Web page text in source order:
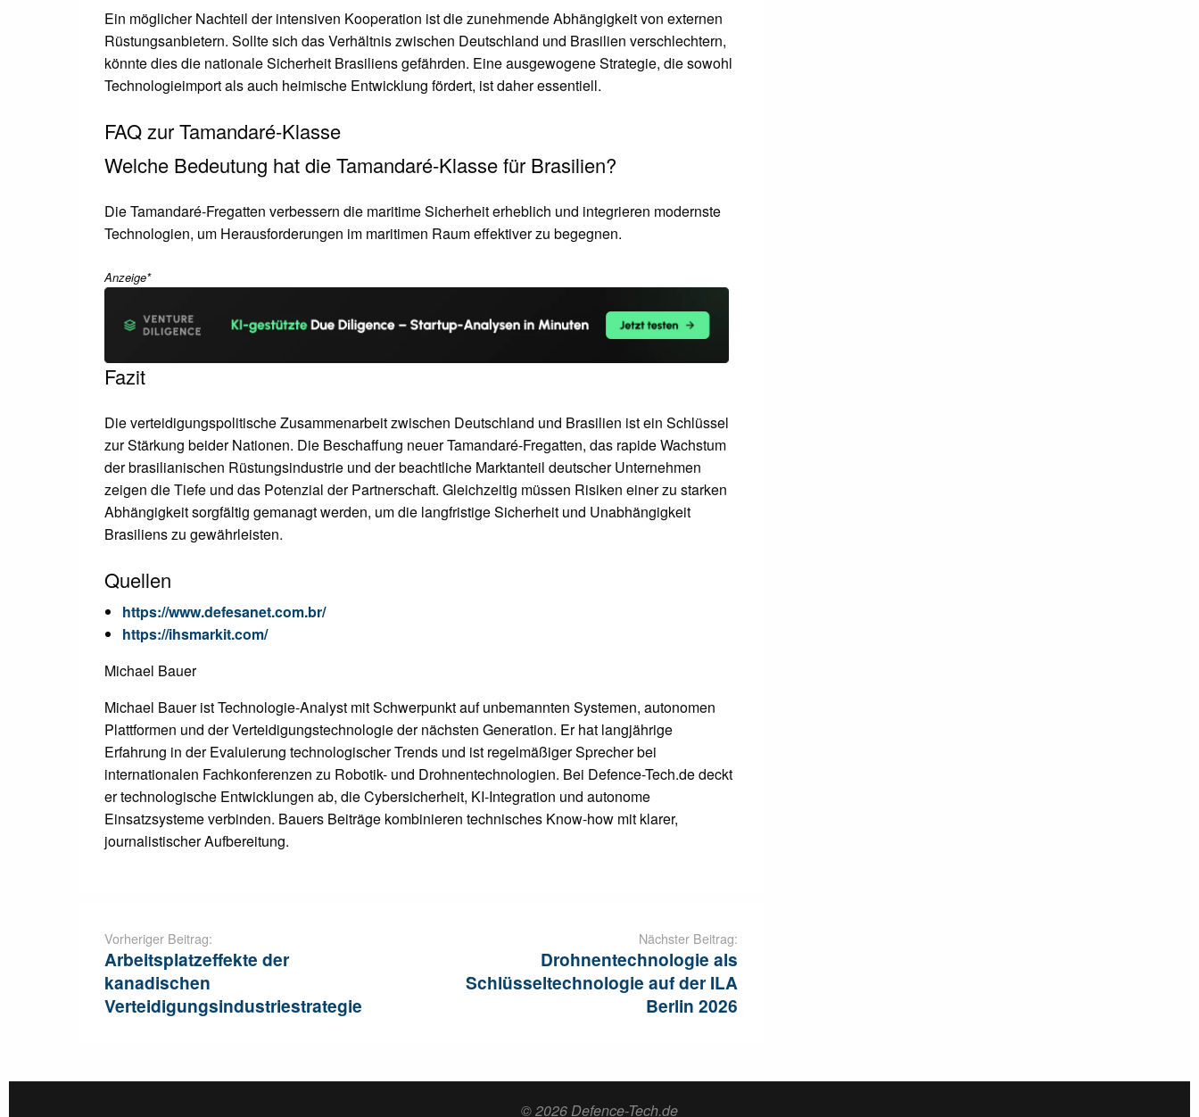
Ein möglicher Nachteil der intensiven Kooperation ist die zunehmende Abhängigkeit von externen
Rüstungsanbietern. Sollte sich das Verhältnis zwischen Deutschland und Brasilien verschlechtern,
könnte dies die nationale Sicherheit Brasiliens gefährden. Eine ausgewogene Strategie, die sowohl
Technologieimport als auch heimische Entwicklung fördert, ist daher essentiell.
FAQ zur Tamandaré-Klasse
Welche Bedeutung hat die Tamandaré-Klasse für Brasilien?
Die Tamandaré-Fregatten verbessern die maritime Sicherheit erheblich und integrieren modernste
Technologien, um Herausforderungen im maritimen Raum effektiver zu begegnen.
Anzeige*
Fazit
Die verteidigungspolitische Zusammenarbeit zwischen Deutschland und Brasilien ist ein Schlüssel
zur Stärkung beider Nationen. Die Beschaffung neuer Tamandaré-Fregatten, das rapide Wachstum
der brasilianischen Rüstungsindustrie und der beachtliche Marktanteil deutscher Unternehmen
zeigen die Tiefe und das Potenzial der Partnerschaft. Gleichzeitig müssen Risiken einer zu starken
Abhängigkeit sorgfältig gemanagt werden, um die langfristige Sicherheit und Unabhängigkeit
Brasiliens zu gewährleisten.
Quellen
https://www.defesanet.com.br/
https://ihsmarkit.com/
Michael Bauer
Michael Bauer ist Technologie-Analyst mit Schwerpunkt auf unbemannten Systemen, autonomen
Plattformen und der Verteidigungstechnologie der nächsten Generation. Er hat langjährige
Erfahrung in der Evaluierung technologischer Trends und ist regelmäßiger Sprecher bei
internationalen Fachkonferenzen zu Robotik- und Drohnentechnologien. Bei Defence-Tech.de deckt
er technologische Entwicklungen ab, die Cybersicherheit, KI-Integration und autonome
Einsatzsysteme verbinden. Bauers Beiträge kombinieren technisches Know-how mit klarer,
journalistischer Aufbereitung.
navigation
Vorheriger Beitrag:
Arbeitsplatzeffekte der
kanadischen
Verteidigungsindustriestrategie
Nächster Beitrag:
Drohnentechnologie als
Schlüsseltechnologie auf der ILA
Berlin 2026
© 2026 Defence-Tech.de